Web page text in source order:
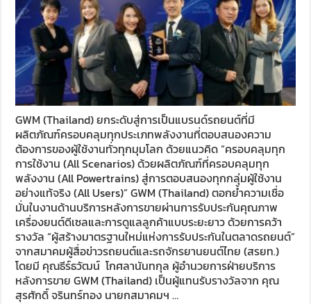
GWM (Thailand) ยกระดับสู่การเป็นแบรนด์รถยนต์ที่มี
ผลิตภัณฑ์ครอบคลุมทุกประเภทพลังงานที่ตอบสนองความ
ต้องการของผู้ใช้งานทั่วทุกมุมโลก ด้วยแนวคิด “ครอบคลุมทุก
การใช้งาน (All Scenarios) ด้วยผลิตภัณฑ์ที่ครอบคลุมทุก
พลังงาน (All Powertrains) สู่การตอบสนองทุกกลุ่มผู้ใช้งาน
อย่างแท้จริง (All Users)” GWM (Thailand) ตอกย้ำความเชื่อ
มั่นในงานด้านบริการหลังการขายผ่านการรับประกันคุณภาพ
เครื่องยนต์ดีเซลและการดูแลลูกค้าแบบระยะยาว ด้วยการคว้า
รางวัล “ผู้สร้างมาตรฐานใหม่แห่งการรับประกันในตลาดรถยนต์”
จากสมาคมผู้สื่อข่าวรถยนต์และรถจักรยานยนต์ไทย (สรยท.)
โดยมี คุณธีร์ธวัฒน์ โกศลานันทกุล ผู้อำนวยการฝ่ายบริการ
หลังการขาย GWM (Thailand) เป็นผู้แทนรับรางวัลจาก คุณ
สุรศักดิ์ จรินทร์ทอง นายกสมาคมฯ …